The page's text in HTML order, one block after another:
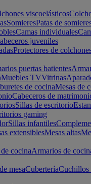
viscoelásticos
SomieresPatas de
Camas individuales
juveniles
Protectores de
puertas batientes
Muebles TVVitrinas
de cocinaMesas de
Cabeceros de
Sillas de escritorio
gaming
Sillas infantiles
extensiblesMesas altas
cocinaArmarios de
mesaCuberteríaCuchillos